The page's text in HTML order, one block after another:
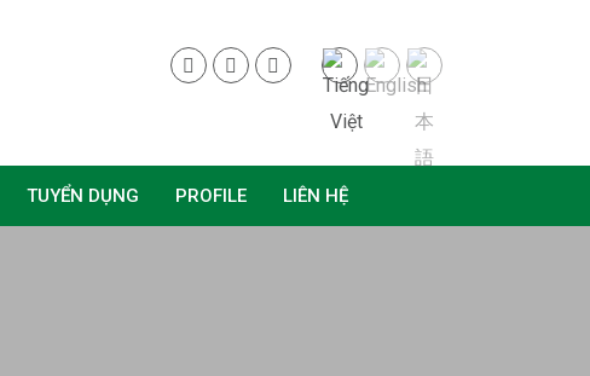
TUYỂN DỤNG PROFILE LIÊN HỆ